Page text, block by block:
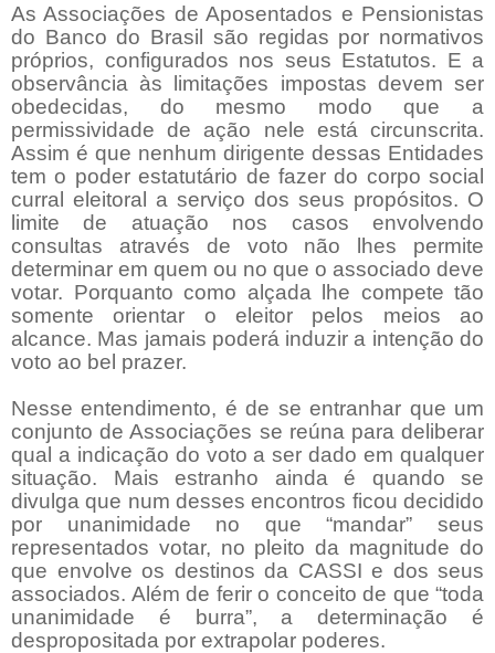
As Associações de Aposentados e Pensionistas
do Banco do Brasil são regidas por normativos
próprios, configurados nos seus Estatutos. E a
observância às limitações impostas devem ser
obedecidas, do mesmo modo que a
permissividade de ação nele está circunscrita.
Assim é que nenhum dirigente dessas Entidades
tem o poder estatutário de fazer do corpo social
curral eleitoral a serviço dos seus propósitos. O
limite de atuação nos casos envolvendo
consultas através de voto não lhes permite
determinar em quem ou no que o associado deve
votar. Porquanto como alçada lhe compete tão
somente orientar o eleitor pelos meios ao
alcance. Mas jamais poderá induzir a intenção do
voto ao bel prazer.
Nesse entendimento, é de se entranhar que um
conjunto de Associações se reúna para deliberar
qual a indicação do voto a ser dado em qualquer
situação. Mais estranho ainda é quando se
divulga que num desses encontros ficou decidido
por unanimidade no que “mandar” seus
representados votar, no pleito da magnitude do
que envolve os destinos da CASSI e dos seus
associados. Além de ferir o conceito de que “toda
unanimidade é burra”, a determinação é
despropositada por extrapolar poderes.